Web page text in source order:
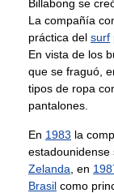
Billabong se
La compañía
práctica del surf
En vista de los
que se fraguó,
tipos de ropa
pantalones.
En 1983 la
estadounidense
Zelanda , en
Brasil como